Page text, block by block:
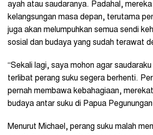
ayah atau saudaranya. Padahal, mereka
kelangsungan masa depan, terutama
juga akan melumpuhkan semua sendi
sosial dan budaya yang sudah terawat
“Sekali lagi, saya mohon agar
terlibat perang suku segera berhenti.
pernah membawa kebahagiaan,
budaya antar suku di Papua
Menurut Michael, perang suku malah